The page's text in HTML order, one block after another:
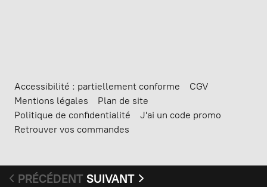
PRÉCÉDENTSUIVANT
Accessibilité : partiellement conforme
CGV
Mentions légales
Plan de site
Politique de confidentialité
J'ai un code promo
Retrouver vos commandes